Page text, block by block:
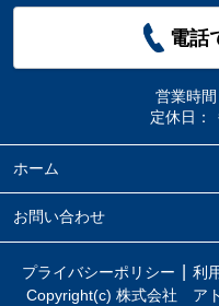
電話
営業時間
定休日：
ホーム
お問い合わせ
プライバシーポリシー 利
Copyright(c) 株式会社 ア